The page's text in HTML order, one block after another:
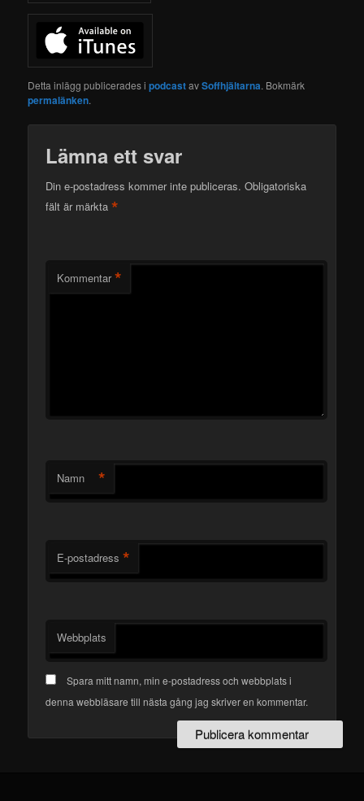
Detta inlägg publicerades ipodcastavSoffhjältarna. Bokmärk
permalänken.
Lämna ett svar
Din e-postadress kommer inte publiceras. Obligatoriska
fält är märkta*
Kommentar *
Namn *
E-postadress *
Webbplats
Spara mitt namn, min e-postadress och webbplats i
denna webbläsare till nästa gång jag skriver en kommentar.